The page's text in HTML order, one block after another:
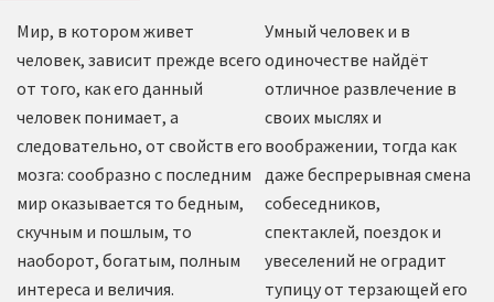
Мир, в котором живет
человек, зависит прежде всего
от того, как его данный
человек понимает, а
следовательно, от свойств его
мозга: сообразно с последним
мир оказывается то бедным,
скучным и пошлым, то
наоборот, богатым, полным
интереса и величия.
Умный человек и в
одиночестве найдёт
отличное развлечение в
своих мыслях и
воображении, тогда как
даже беспрерывная смена
собеседников,
спектаклей, поездок и
увеселений не оградит
тупицу от терзающей его